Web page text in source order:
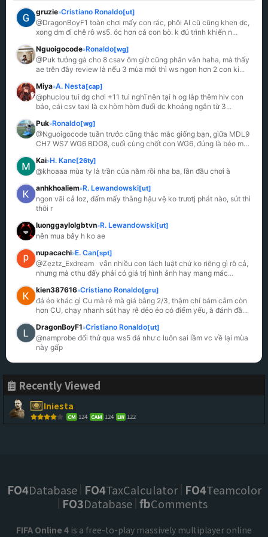
gruzie»Cristiano Ronaldo[ut]
@DragonBoyF1 toàn chơi mấy con rác, phôi AI cũ cũng khen dc,
xong dm đi chê rô ws5. óc hơn cả con bò. k đủ trình khiển n...
Nguoigocode»Ronaldo[wg]
@Puk tưởng gà cho 8 csav ôm giờ cũng phân vân haha, mà thấy
ae trên đây review là nếu 3 mùa mới thì ws ngon hơn 2 con ki...
Miya»A. Nesta[cap]
@phuclou tui dg chơi +11 tui nghĩ nên tại h og lắp thêm hlv con
báo, cái csv taxi là cx hòm hòm đuổi dc khoảng ngắn từ 3...
Puk»Ronaldo[wg]
@Nguoigocode tuần trước cũng thắc mắc giống bạn, giữa MDL9
CH7 WS7 WG6 BDO8, cuối cùng chốt con WG6, đúng là béo mà
Kai»H. Kane[26ty]
@khoaaa mùa ty là trần của năm rồi nha ba, lần đầu chơi à
anhkhoaliem»R. Lewandowski[ut]
ngon vãi cả loz, đấm mấy thằng hậu vệ ko trươtj phát nào, sút thì
thôi r
luonggaylolgbtvn»R. Lewandowski[ut]
nên mua bây h ko ae
nupacachi»E. Can[spt]
@Zeztz_Exdream   vẫn nhiều con lách luật chứ ko riêng gì rô cả,
nhưng mà cthu đấy phải có giá trị hình ảnh hay mang mác...
kien387616»Cristiano Ronaldo[gru]
đá éo khác gì Cu mà rẻ mà giá bằng 2/3, thậm chí bám cắm còn
hơn CU, chạy nhanh sút hay rê dẻo éo có điểm yếu, à đánh đầ...
DragonBoyF1»Cristiano Ronaldo[ut]
@namprobe đổi thử qua ws5 đá như c luôn sai lầm vc về lại mùa
này gấp
Recently Viewed
Iniesta
CM 124 CAM 124 LW 122
FO4Database FO4TaxCalculator FO4Teamcolor
FO3Database fbComments
FIFA Online 4 is a free-to-play massively multiplayer online